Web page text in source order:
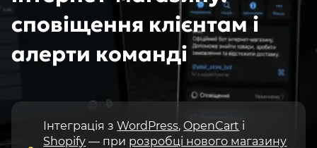
сповіщення клієнтам і
алерти команді
Інтеграція зWordPress,OpenCart і
Shopify — при розробці нового магазину